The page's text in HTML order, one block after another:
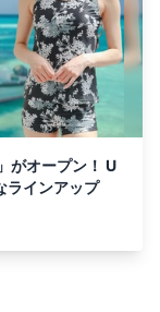
がオープン！ U
ラインアップ